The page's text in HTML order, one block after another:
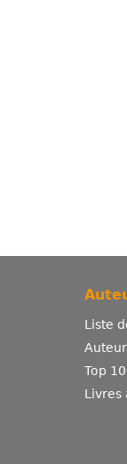
Liste
Top
Livres